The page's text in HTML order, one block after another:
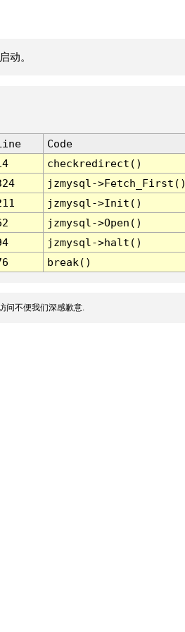
动。
Code
checkredirect()
jzmysql-
jzmysql->Init()
jzmysql->Open()
jzmysql->halt()
break()
问不便我们深感歉意.